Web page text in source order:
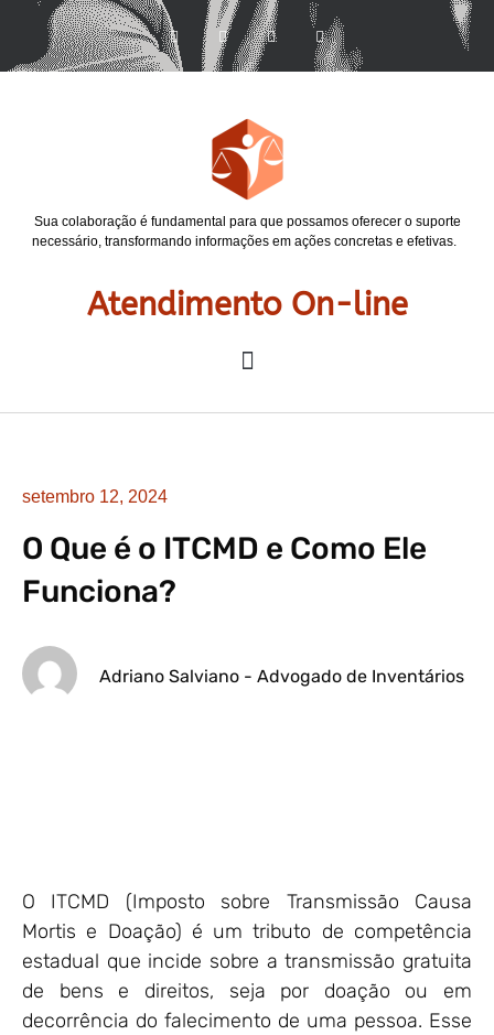
Sua colaboração é fundamental para que possamos oferecer o suporte
necessário, transformando informações em ações concretas e efetivas.
Atendimento On-line
setembro 12, 2024
O Que é o ITCMD e Como Ele
Funciona?
Adriano Salviano - Advogado de Inventários
O ITCMD (Imposto sobre Transmissão Causa
Mortis e Doação) é um tributo de competência
estadual que incide sobre a transmissão gratuita
de bens e direitos, seja por doação ou em
decorrência do falecimento de uma pessoa. Esse